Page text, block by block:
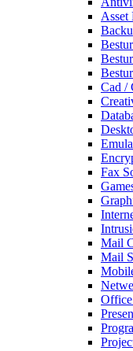
Asset
Cad /
Fax
Mail
Mail